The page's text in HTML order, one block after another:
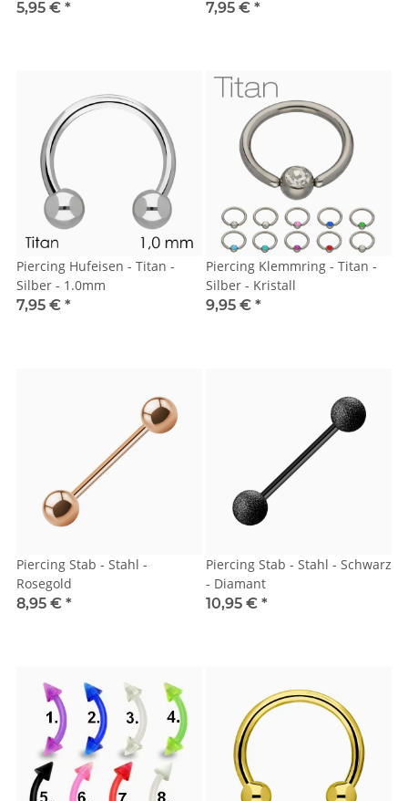
5,95 € * 7,95 € *
Piercing Hufeisen - Titan -
Silber - 1.0mm
7,95 € *
Piercing Klemmring - Titan -
Silber - Kristall
9,95 € *
Piercing Stab - Stahl -
Rosegold
8,95 € *
Piercing Stab - Stahl - Schwarz
- Diamant
10,95 € *